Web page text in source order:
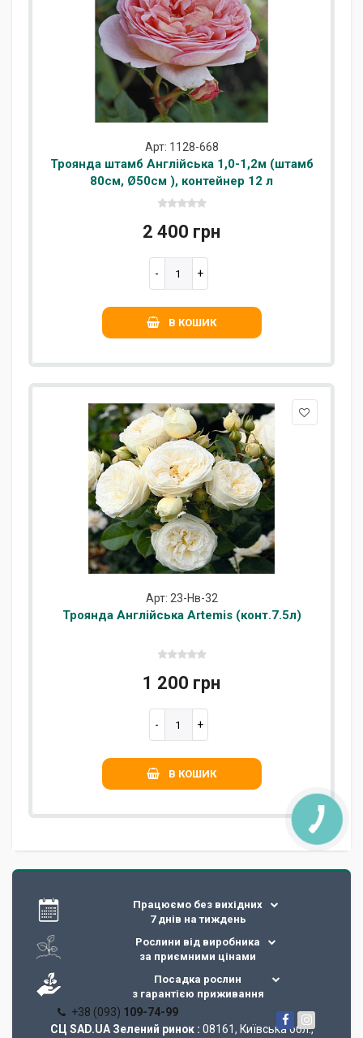
Арт: 1128-668
Троянда штамб Англійська 1,0-1,2м (штамб
80см, Ø50см ), контейнер 12 л
2 400 грн
В КОШИК
Арт: 23-Нв-32
Троянда Англійська Artemis (конт.7.5л)
1 200 грн
В КОШИК
Працюємо без вихідних
7 днів на тиждень
Рослини від виробника
за приємними цінами
Посадка рослин
з гарантією приживання
+38 (093) 109-74-99
СЦ SAD.UA Зелений ринок : 08161, Київська обл.,